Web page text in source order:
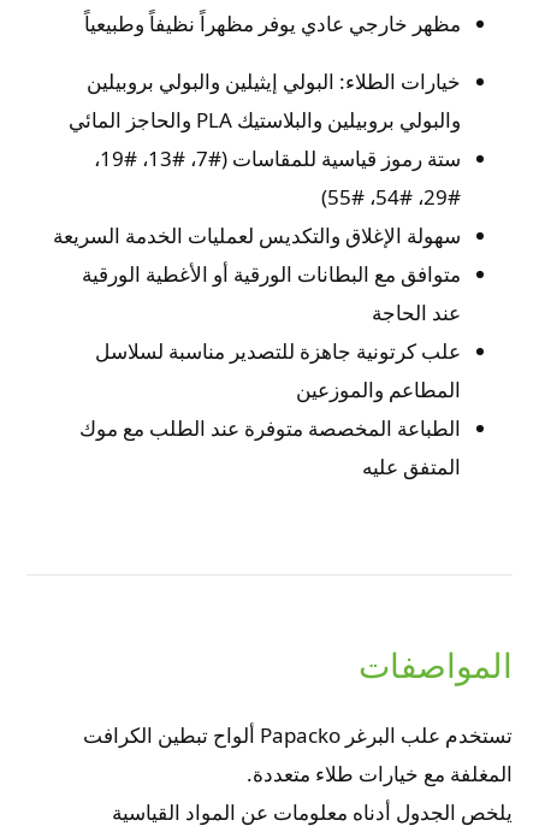
مظهر خارجي عادي يوفر مظهراً نظيفاً وطبيعياً
خيارات الطلاء: البولي إيثيلين والبولي بروبيلين
والبولي بروبيلين والبلاستيك PLA والحاجز المائي
ستة رموز قياسية للمقاسات (#7، #13، #19،
#29، #54، #55)
سهولة الإغلاق والتكديس لعمليات الخدمة السريعة
متوافق مع البطانات الورقية أو الأغطية الورقية
عند الحاجة
علب كرتونية جاهزة للتصدير مناسبة لسلاسل
المطاعم والموزعين
الطباعة المخصصة متوفرة عند الطلب مع موك
المتفق عليه
المواصفات
تستخدم علب البرغر Papacko ألواح تبطين الكرافت
المغلفة مع خيارات طلاء متعددة.
يلخص الجدول أدناه معلومات عن المواد القياسية